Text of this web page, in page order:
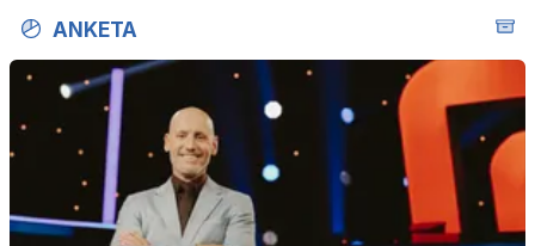
ANKETA